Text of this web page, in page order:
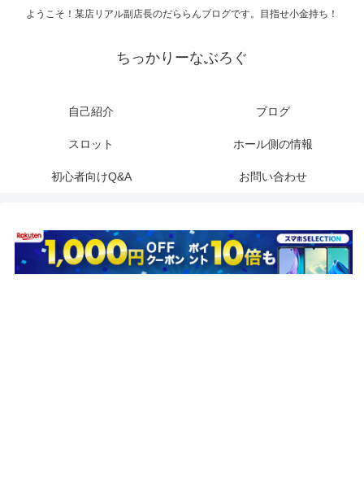
ようこそ！某店リアル副店長のだららんブログです。目指せ小金持ち！
ちっかりーなぶろぐ
自己紹介 ブログ
スロット ホール側の情報
初心者向けQ&A お問い合わせ